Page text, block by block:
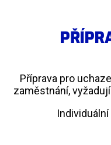
Příprava pro
zaměstnání,